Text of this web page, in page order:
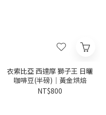
衣索比亞 西達摩 獅子王 日曬
咖啡豆(半磅)｜黃金烘焙
NT$800